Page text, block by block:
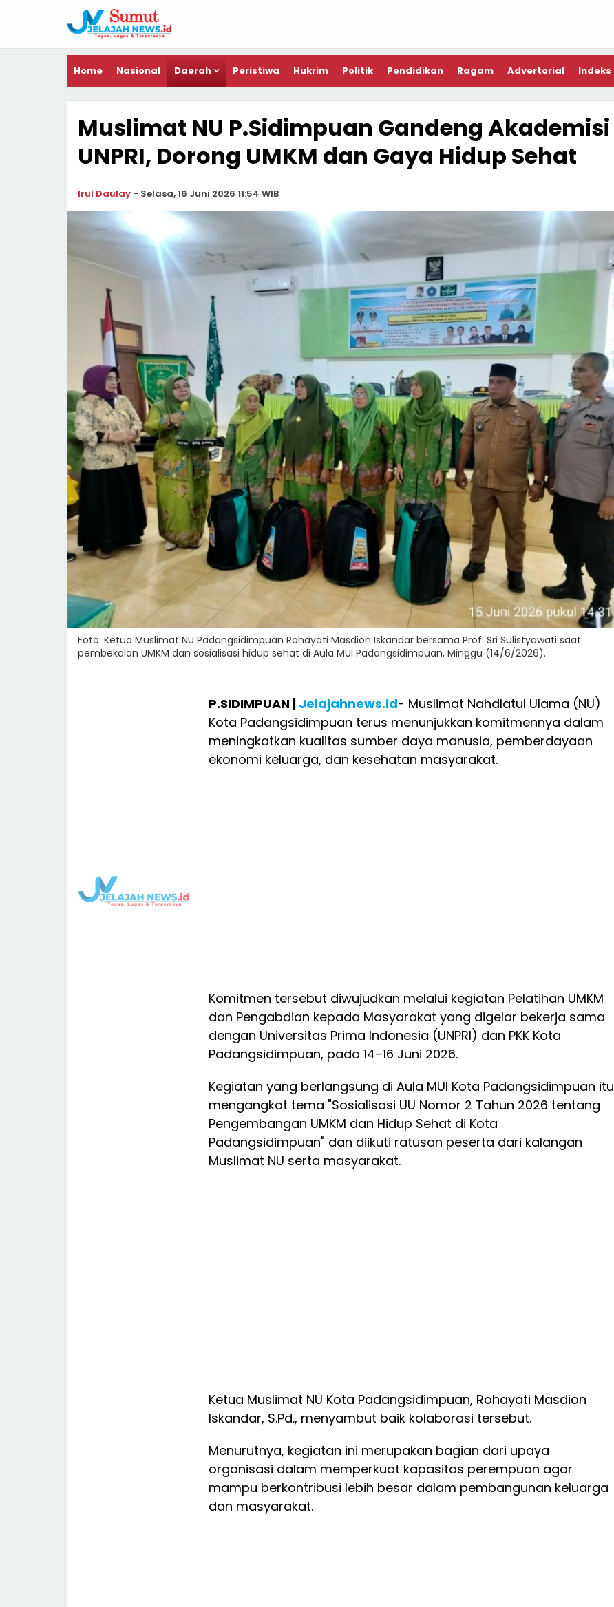
Home Nasional Daerah Peristiwa Hukrim Politik Pendidikan Ragam Advertorial Indeks
Muslimat NU P.Sidimpuan Gandeng Akademisi
UNPRI, Dorong UMKM dan Gaya Hidup Sehat
Irul Daulay - Selasa, 16 Juni 2026 11:54 WIB
Foto: Ketua Muslimat NU Padangsidimpuan Rohayati Masdion Iskandar bersama Prof. Sri Sulistyawati saat
pembekalan UMKM dan sosialisasi hidup sehat di Aula MUI Padangsidimpuan, Minggu (14/6/2026).
P.SIDIMPUAN | Jelajahnews.id- Muslimat Nahdlatul Ulama (NU)
Kota Padangsidimpuan terus menunjukkan komitmennya dalam
meningkatkan kualitas sumber daya manusia, pemberdayaan
ekonomi keluarga, dan kesehatan masyarakat.
Komitmen tersebut diwujudkan melalui kegiatan Pelatihan UMKM
dan Pengabdian kepada Masyarakat yang digelar bekerja sama
dengan Universitas Prima Indonesia (UNPRI) dan PKK Kota
Padangsidimpuan, pada 14–16 Juni 2026.
Kegiatan yang berlangsung di Aula MUI Kota Padangsidimpuan itu
mengangkat tema "Sosialisasi UU Nomor 2 Tahun 2026 tentang
Pengembangan UMKM dan Hidup Sehat di Kota
Padangsidimpuan" dan diikuti ratusan peserta dari kalangan
Muslimat NU serta masyarakat.
Ketua Muslimat NU Kota Padangsidimpuan, Rohayati Masdion
Iskandar, S.Pd., menyambut baik kolaborasi tersebut.
Menurutnya, kegiatan ini merupakan bagian dari upaya
organisasi dalam memperkuat kapasitas perempuan agar
mampu berkontribusi lebih besar dalam pembangunan keluarga
dan masyarakat.